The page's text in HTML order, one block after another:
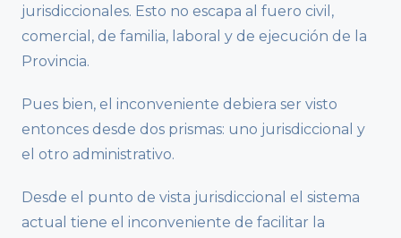
jurisdiccionales. Esto no escapa al fuero civil,
comercial, de familia, laboral y de ejecución de la
Provincia.
Pues bien, el inconveniente debiera ser visto
entonces desde dos prismas: uno jurisdiccional y
el otro administrativo.
Desde el punto de vista jurisdiccional el sistema
actual tiene el inconveniente de facilitar la